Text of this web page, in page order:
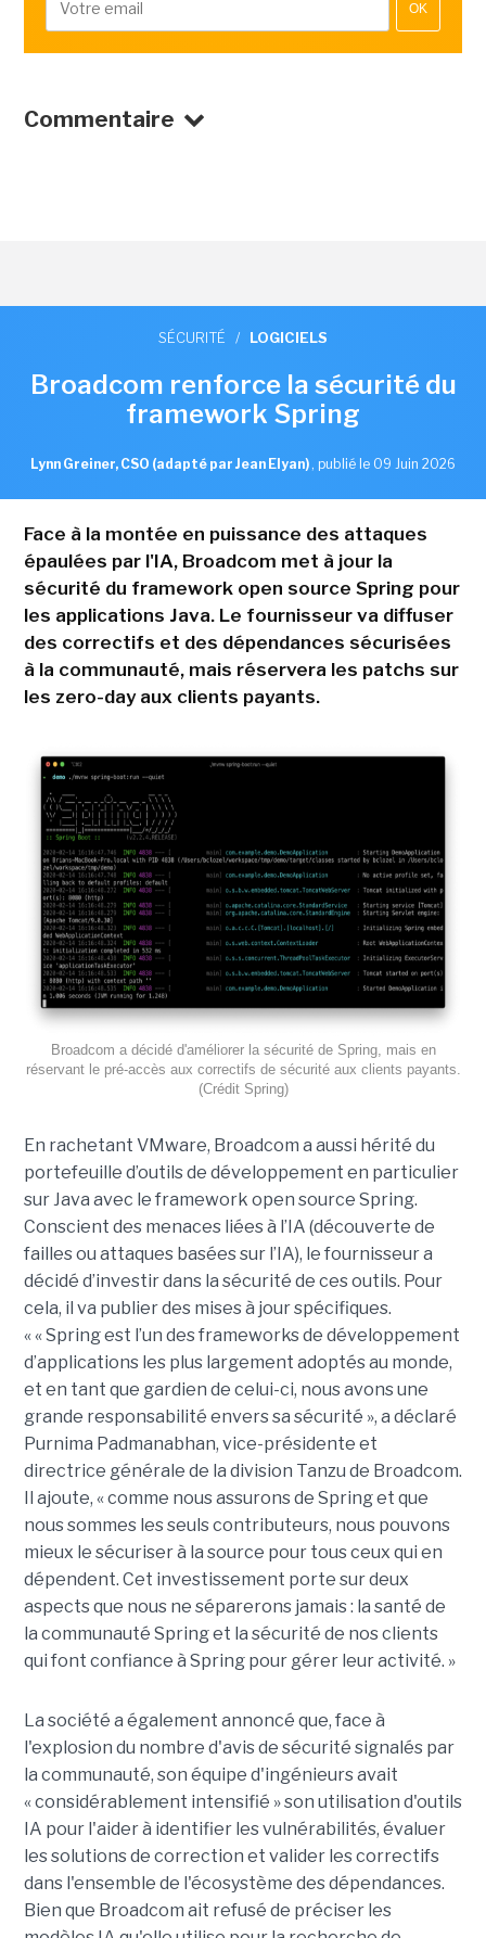
OK
Commentaire
SÉCURITÉ / LOGICIELS
Broadcom renforce la sécurité du
framework Spring
Lynn Greiner, CSO (adapté par Jean Elyan) , publié le 09 Juin 2026
Face à la montée en puissance des attaques
épaulées par l'IA, Broadcom met à jour la
sécurité du framework open source Spring pour
les applications Java. Le fournisseur va diffuser
des correctifs et des dépendances sécurisées
à la communauté, mais réservera les patchs sur
les zero-day aux clients payants.
Broadcom a décidé d'améliorer la sécurité de Spring, mais en
réservant le pré-accès aux correctifs de sécurité aux clients payants.
(Crédit Spring)
En rachetant VMware, Broadcom a aussi hérité du
portefeuille d’outils de développement en particulier
sur Java avec le framework open source Spring.
Conscient des menaces liées à l’IA (découverte de
failles ou attaques basées sur l’IA), le fournisseur a
décidé d’investir dans la sécurité de ces outils. Pour
cela, il va publier des mises à jour spécifiques.
« « Spring est l’un des frameworks de développement
d’applications les plus largement adoptés au monde,
et en tant que gardien de celui-ci, nous avons une
grande responsabilité envers sa sécurité », a déclaré
Purnima Padmanabhan, vice-présidente et
directrice générale de la division Tanzu de Broadcom.
Il ajoute, « comme nous assurons de Spring et que
nous sommes les seuls contributeurs, nous pouvons
mieux le sécuriser à la source pour tous ceux qui en
dépendent. Cet investissement porte sur deux
aspects que nous ne séparerons jamais : la santé de
la communauté Spring et la sécurité de nos clients
qui font confiance à Spring pour gérer leur activité. »
La société a également annoncé que, face à
l'explosion du nombre d'avis de sécurité signalés par
la communauté, son équipe d'ingénieurs avait
« considérablement intensifié » son utilisation d'outils
IA pour l'aider à identifier les vulnérabilités, évaluer
les solutions de correction et valider les correctifs
dans l'ensemble de l'écosystème des dépendances.
Bien que Broadcom ait refusé de préciser les